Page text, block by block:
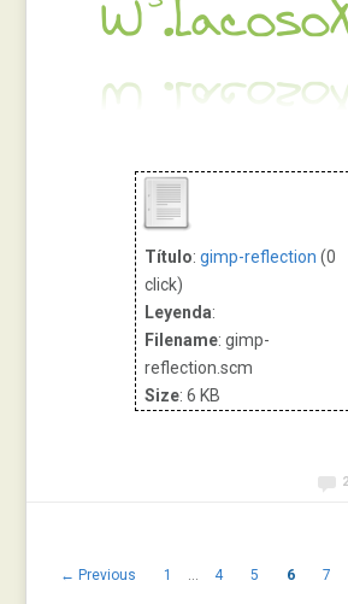
Título:gimp-reflection (0
click)
Leyenda:
Filename: gimp-
reflection.scm
Size: 6 KB
2
← Previous 1 4 5 6 7